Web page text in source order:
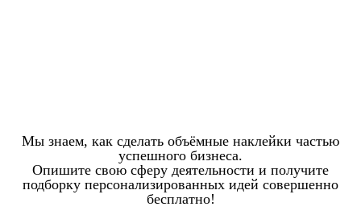
Мы знаем, как сделать объёмные наклейки частью
успешного бизнеса.
Опишите свою сферу деятельности и получите
подборку персонализированных идей совершенно
бесплатно!